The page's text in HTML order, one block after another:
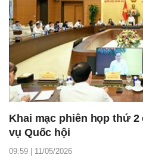
Khai mạc phiên họp thứ
vụ Quốc hội
09:59 | 11/05/2026